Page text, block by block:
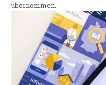
übernommen.